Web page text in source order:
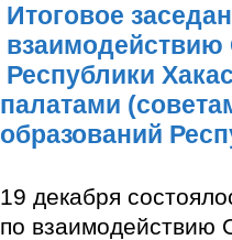
Итоговое
Республики
палатами
образований
19 декабря
по взаимодействию